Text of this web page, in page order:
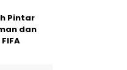
Pintar
dan